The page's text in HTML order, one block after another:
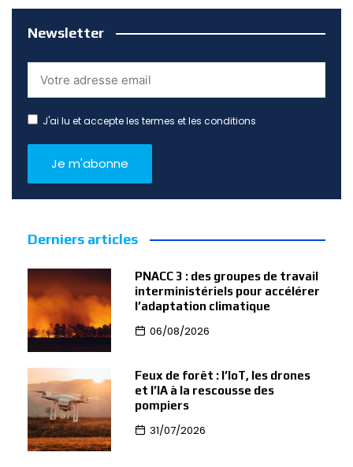
Newsletter
J'ai lu et accepte les termes et les conditions
Derniers articles
PNACC 3 : des groupes de travail
interministériels pour accélérer
l’adaptation climatique
06/08/2026
Feux de forêt : l’IoT, les drones
et l’IA à la rescousse des
pompiers
31/07/2026